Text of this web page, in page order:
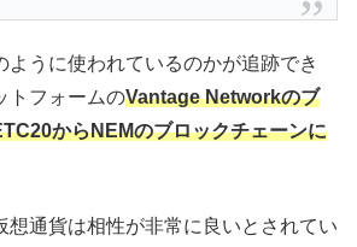
ように使われているのかが追跡でき
トフォームのVantage Networkのブ
からNEMのブロックチェーンに
想通貨は相性が非常に良いとされてい